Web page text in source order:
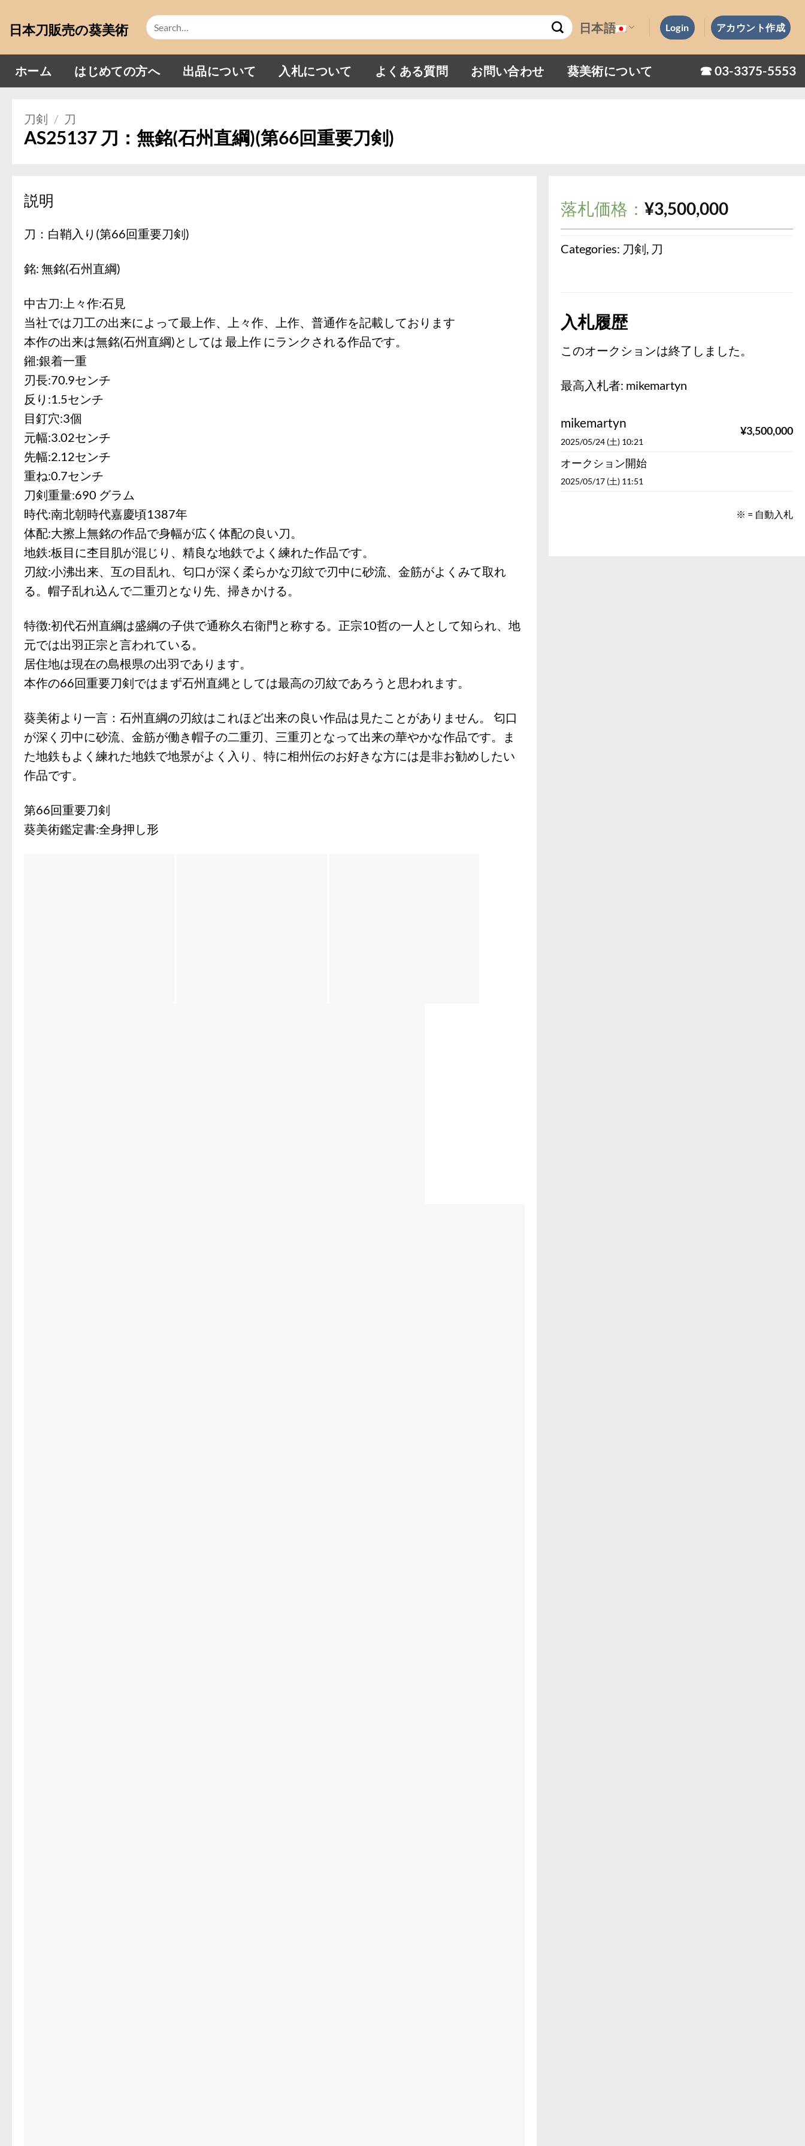
日本刀販売の葵美術
Search
for:
日本語 Login アカウント作成
ホーム はじめての方へ 出品について 入札について よくある質問 お問い合わせ 葵美術について ☎︎ 03-3375-5553
刀剣 / 刀
AS25137 刀：無銘(石州直綱)(第66回重要刀剣)
説明
刀：白鞘入り(第66回重要刀剣)
銘: 無銘(石州直綱)
中古刀:上々作:石見
当社では刀工の出来によって最上作、上々作、上作、普通作を記載しております
本作の出来は無銘(石州直綱)としては 最上作 にランクされる作品です。
鎺:銀着一重
刃長:70.9センチ
反り:1.5センチ
目釘穴:3個
元幅:3.02センチ
先幅:2.12センチ
重ね:0.7センチ
刀剣重量:690 グラム
時代:南北朝時代嘉慶頃1387年
体配:大擦上無銘の作品で身幅が広く体配の良い刀。
地鉄:板目に杢目肌が混じり、精良な地鉄でよく練れた作品です。
刃紋:小沸出来、互の目乱れ、匂口が深く柔らかな刃紋で刃中に砂流、金筋がよくみて取れ
る。帽子乱れ込んで二重刃となり先、掃きかける。
特徴:初代石州直綱は盛綱の子供で通称久右衛門と称する。正宗10哲の一人として知られ、地
元では出羽正宗と言われている。
居住地は現在の島根県の出羽であります。
本作の66回重要刀剣ではまず石州直縄としては最高の刃紋であろうと思われます。
葵美術より一言：石州直綱の刃紋はこれほど出来の良い作品は見たことがありません。 匂口
が深く刃中に砂流、金筋が働き帽子の二重刃、三重刃となって出来の華やかな作品です。ま
た地鉄もよく練れた地鉄で地景がよく入り、特に相州伝のお好きな方には是非お勧めしたい
作品です。
第66回重要刀剣
葵美術鑑定書:全身押し形
落札価格： ¥3,500,000
Categories: 刀剣 刀
入札履歴
このオークションは終了しました。
最高入札者: mikemartyn
mikemartyn
2025/05/24 (土) 10:21
¥3,500,000
オークション開始
2025/05/17 (土) 11:51
※ = 自動入札